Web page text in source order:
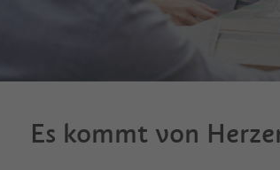
Es kommt von